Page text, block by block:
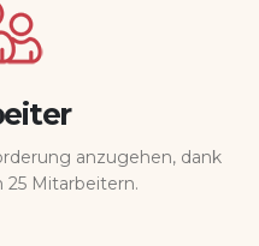
anzugehen, dank
25 Mitarbeitern.